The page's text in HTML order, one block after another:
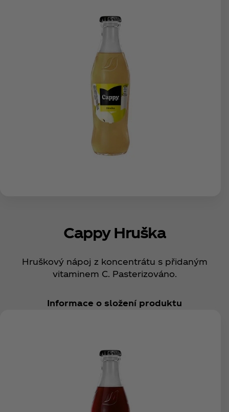
Cappy Hruška
Hruškový nápoj z koncentrátu s přidaným
vitaminem C. Pasterizováno.
Informace o složení produktu